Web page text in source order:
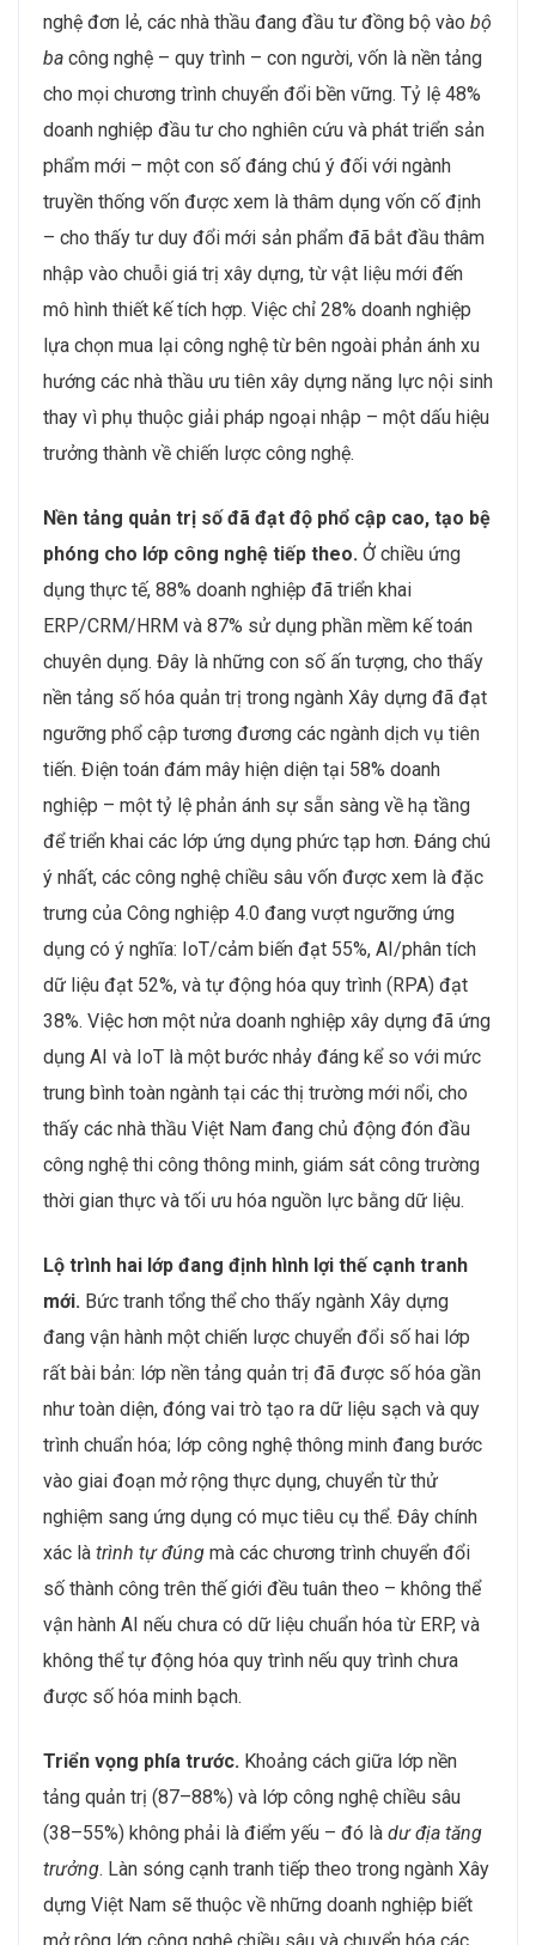
nghệ đơn lẻ, các nhà thầu đang đầu tư đồng bộ vào bộ
ba công nghệ – quy trình – con người, vốn là nền tảng
cho mọi chương trình chuyển đổi bền vững. Tỷ lệ 48%
doanh nghiệp đầu tư cho nghiên cứu và phát triển sản
phẩm mới – một con số đáng chú ý đối với ngành
truyền thống vốn được xem là thâm dụng vốn cố định
– cho thấy tư duy đổi mới sản phẩm đã bắt đầu thâm
nhập vào chuỗi giá trị xây dựng, từ vật liệu mới đến
mô hình thiết kế tích hợp. Việc chỉ 28% doanh nghiệp
lựa chọn mua lại công nghệ từ bên ngoài phản ánh xu
hướng các nhà thầu ưu tiên xây dựng năng lực nội sinh
thay vì phụ thuộc giải pháp ngoại nhập – một dấu hiệu
trưởng thành về chiến lược công nghệ.
Nền tảng quản trị số đã đạt độ phổ cập cao, tạo bệ
phóng cho lớp công nghệ tiếp theo. Ở chiều ứng
dụng thực tế, 88% doanh nghiệp đã triển khai
ERP/CRM/HRM và 87% sử dụng phần mềm kế toán
chuyên dụng. Đây là những con số ấn tượng, cho thấy
nền tảng số hóa quản trị trong ngành Xây dựng đã đạt
ngưỡng phổ cập tương đương các ngành dịch vụ tiên
tiến. Điện toán đám mây hiện diện tại 58% doanh
nghiệp – một tỷ lệ phản ánh sự sẵn sàng về hạ tầng
để triển khai các lớp ứng dụng phức tạp hơn. Đáng chú
ý nhất, các công nghệ chiều sâu vốn được xem là đặc
trưng của Công nghiệp 4.0 đang vượt ngưỡng ứng
dụng có ý nghĩa: IoT/cảm biến đạt 55%, AI/phân tích
dữ liệu đạt 52%, và tự động hóa quy trình (RPA) đạt
38%. Việc hơn một nửa doanh nghiệp xây dựng đã ứng
dụng AI và IoT là một bước nhảy đáng kể so với mức
trung bình toàn ngành tại các thị trường mới nổi, cho
thấy các nhà thầu Việt Nam đang chủ động đón đầu
công nghệ thi công thông minh, giám sát công trường
thời gian thực và tối ưu hóa nguồn lực bằng dữ liệu.
Lộ trình hai lớp đang định hình lợi thế cạnh tranh
mới. Bức tranh tổng thể cho thấy ngành Xây dựng
đang vận hành một chiến lược chuyển đổi số hai lớp
rất bài bản: lớp nền tảng quản trị đã được số hóa gần
như toàn diện, đóng vai trò tạo ra dữ liệu sạch và quy
trình chuẩn hóa; lớp công nghệ thông minh đang bước
vào giai đoạn mở rộng thực dụng, chuyển từ thử
nghiệm sang ứng dụng có mục tiêu cụ thể. Đây chính
xác là trình tự đúng mà các chương trình chuyển đổi
số thành công trên thế giới đều tuân theo – không thể
vận hành AI nếu chưa có dữ liệu chuẩn hóa từ ERP, và
không thể tự động hóa quy trình nếu quy trình chưa
được số hóa minh bạch.
Triển vọng phía trước. Khoảng cách giữa lớp nền
tảng quản trị (87–88%) và lớp công nghệ chiều sâu
(38–55%) không phải là điểm yếu – đó là dư địa tăng
trưởng. Làn sóng cạnh tranh tiếp theo trong ngành Xây
dựng Việt Nam sẽ thuộc về những doanh nghiệp biết